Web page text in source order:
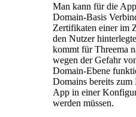
Man kann für die
Domain-Basis
Zertifikaten einer im
den Nutzer
kommt für Threema
wegen der Gefahr
Domain-Ebene
Domains bereits
App in einer
werden müssen.